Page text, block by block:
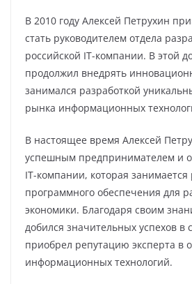
В 2010 году Алексей Петрухин
стать руководителем отдела
российской IT-компании. В этой
продолжил внедрять
занимался разработкой
рынка информационных
В настоящее время Алексей
успешным предпринимателем и
IT-компании, которая занимается
программного обеспечения для
экономики. Благодаря своим
добился значительных успехов в
приобрел репутацию эксперта в
информационных технологий.